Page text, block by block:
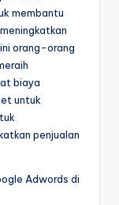
membantu
orang-orang
biaya
untuk
penjualan
Adwords di